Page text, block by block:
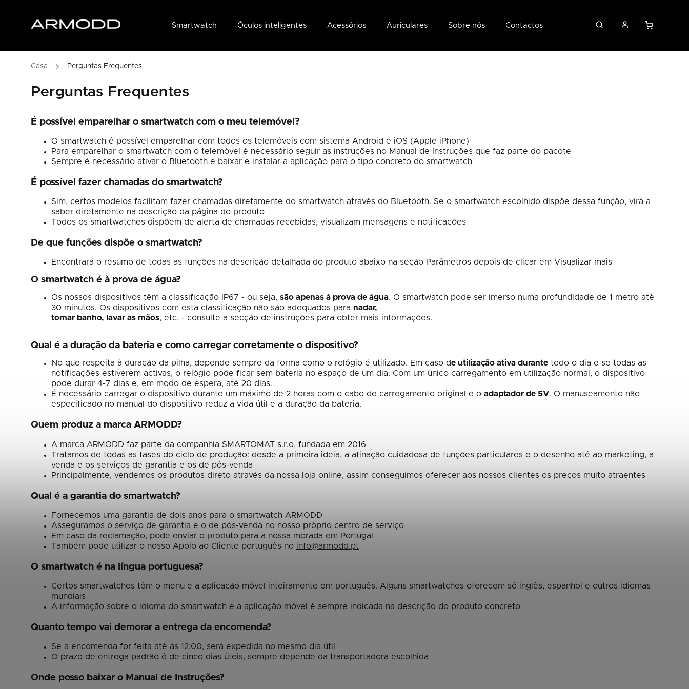
Smartwatch Óculos inteligentes Acessórios Auriculares Sobre nós Contactos
/ Perguntas Frequentes
Perguntas Frequentes
É possível emparelhar o smartwatch com o meu telemóvel?
O smartwatch é possível emparelhar com todos os telemóveis com sistema Android e iOS (Apple iPhone)
Para emparelhar o smartwatch com o telemóvel é necessário seguir as instruções no Manual de Instruções que faz parte do pacote
Sempre é necessário ativar o Bluetooth e baixar e instalar a aplicação para o tipo concreto do smartwatch
É possível fazer chamadas do smartwatch?
Sim, certos modelos facilitam fazer chamadas diretamente do smartwatch através do Bluetooth. Se o smartwatch escolhido dispõe dessa função, virá a
saber diretamente na descrição da página do produto
Todos os smartwatches dispõem de alerta de chamadas recebidas, visualizam mensagens e notificações
De que funções dispõe o smartwatch?
Encontrará o resumo de todas as funções na descrição detalhada do produto abaixo na seção Parâmetros depois de clicar em Visualizar mais
O smartwatch é à prova de água?
Os nossos dispositivos têm a classificação IP67 - ou seja, são apenas à prova de água. O smartwatch pode ser imerso numa profundidade de 1 metro até
30 minutos. Os dispositivos com esta classificação não são adequados para nadar,
tomar banho, lavar as mãos, etc. - consulte a secção de instruções para obter mais informações.
Qual é a duração da bateria e como carregar corretamente o dispositivo?
No que respeita à duração da pilha, depende sempre da forma como o relógio é utilizado. Em caso de utilização ativa durante todo o dia e se todas as
notificações estiverem activas, o relógio pode ficar sem bateria no espaço de um dia. Com um único carregamento em utilização normal, o dispositivo
pode durar 4-7 dias e, em modo de espera, até 20 dias.
É necessário carregar o dispositivo durante um máximo de 2 horas com o cabo de carregamento original e o adaptador de 5V. O manuseamento não
especificado no manual do dispositivo reduz a vida útil e a duração da bateria.
Quem produz a marca ARMODD?
A marca ARMODD faz parte da companhia SMARTOMAT s.r.o. fundada em 2016
Tratamos de todas as fases do ciclo de produção: desde a primeira ideia, a afinação cuidadosa de funções particulares e o desenho até ao marketing, a
venda e os serviços de garantia e os de pós-venda
Principalmente, vendemos os produtos direto através da nossa loja online, assim conseguimos oferecer aos nossos clientes os preços muito atraentes
Qual é a garantia do smartwatch?
Fornecemos uma garantia de dois anos para o smartwatch ARMODD
Asseguramos o serviço de garantia e o de pós-venda no nosso próprio centro de serviço
Em caso da reclamação, pode enviar o produto para a nossa morada em Portugal
Também pode utilizar o nosso Apoio ao Cliente português no info@armodd.pt
O smartwatch é na língua portuguesa?
Certos smartwatches têm o menu e a aplicação móvel inteiramente em português. Alguns smartwatches oferecem só inglês, espanhol e outros idiomas
mundiais
A informação sobre o idioma do smartwatch e a aplicação móvel é sempre indicada na descrição do produto concreto
Quanto tempo vai demorar a entrega da encomenda?
Se a encomenda for feita até às 12:00, será expedida no mesmo dia útil
O prazo de entrega padrão é de cinco dias úteis, sempre depende da transportadora escolhida
Onde posso baixar o Manual de Instruções?